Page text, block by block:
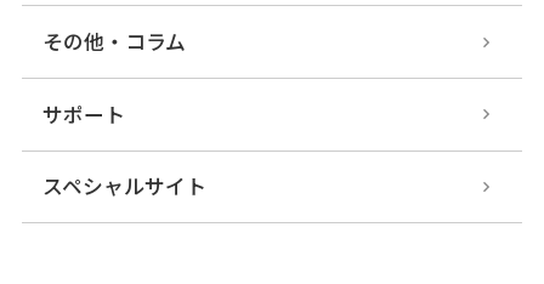
その他・コラム
サポート
スペシャルサイト